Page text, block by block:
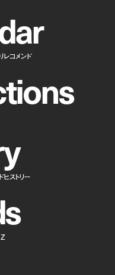
ar
レコメンド
tions
y
ストリー
s